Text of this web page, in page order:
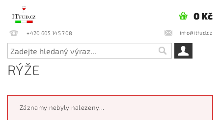
+420 605 145 708 info@itfud.cz
0 Kč
RÝŽE
Záznamy nebyly nalezeny...